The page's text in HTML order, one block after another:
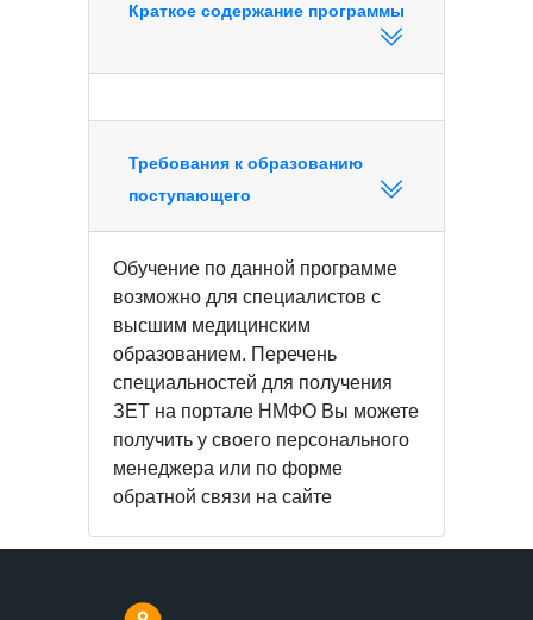
Краткое содержание программы
Требования к образованию
поступающего
Обучение по данной программе
возможно для специалистов с
высшим медицинским
образованием. Перечень
специальностей для получения
ЗЕТ на портале НМФО Вы можете
получить у своего персонального
менеджера или по форме
обратной связи на сайте